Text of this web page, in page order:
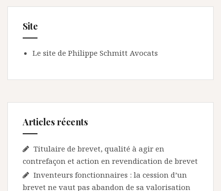
Site
Le site de Philippe Schmitt Avocats
Articles récents
Titulaire de brevet, qualité à agir en
contrefaçon et action en revendication de brevet
Inventeurs fonctionnaires : la cession d’un
brevet ne vaut pas abandon de sa valorisation